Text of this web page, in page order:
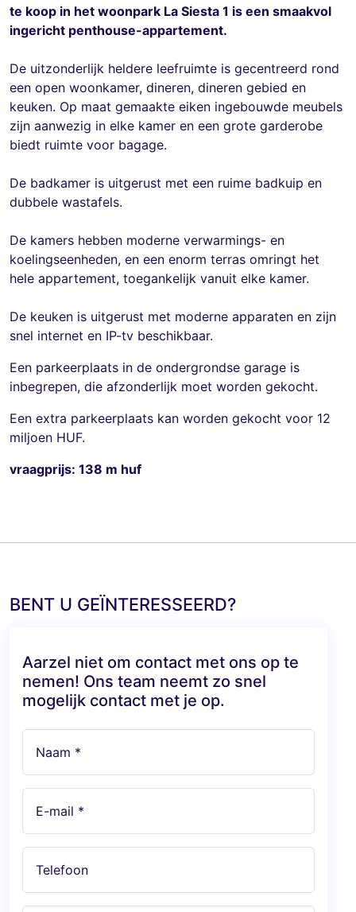
te koop in het woonpark La Siesta 1 is een smaakvol
ingericht penthouse-appartement.
De uitzonderlijk heldere leefruimte is gecentreerd rond
een open woonkamer, dineren, dineren gebied en
keuken. Op maat gemaakte eiken ingebouwde meubels
zijn aanwezig in elke kamer en een grote garderobe
biedt ruimte voor bagage.
De badkamer is uitgerust met een ruime badkuip en
dubbele wastafels.
De kamers hebben moderne verwarmings- en
koelingseenheden, en een enorm terras omringt het
hele appartement, toegankelijk vanuit elke kamer.
De keuken is uitgerust met moderne apparaten en zijn
snel internet en IP-tv beschikbaar.
Een parkeerplaats in de ondergrondse garage is
inbegrepen, die afzonderlijk moet worden gekocht.
Een extra parkeerplaats kan worden gekocht voor 12
miljoen HUF.
vraagprijs: 138 m huf
BENT U GEÏNTERESSEERD?
Aarzel niet om contact met ons op te
nemen! Ons team neemt zo snel
mogelijk contact met je op.
Naam *
E-mail *
Telefoon